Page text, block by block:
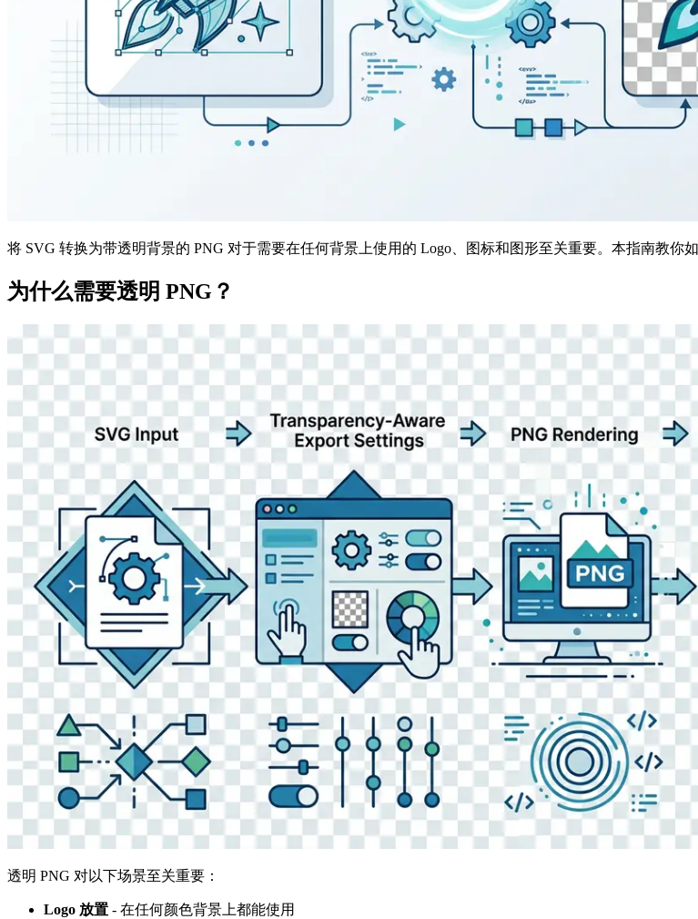
将 SVG 转换为带透明背景的 PNG 对于需要在任何背景上使用的 Logo、图标和图形至关重要。本指南教你
为什么需要透明 PNG？
透明 PNG 对以下场景至关重要：
Logo 放置 - 在任何颜色背景上都能使用